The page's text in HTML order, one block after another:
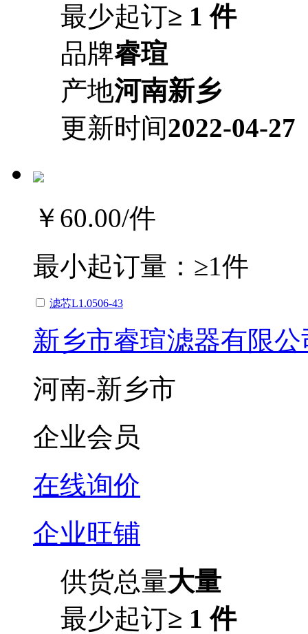
最少起订≥ 1 件
品牌睿瑄
产地河南新乡
更新时间2022-04-27
￥60.00/件
最小起订量： ≥1件
滤芯L1.0506-43
新乡市睿瑄滤器有限公
河南-新乡市
企业会员
在线询价
企业旺铺
供货总量大量
最少起订≥ 1 件